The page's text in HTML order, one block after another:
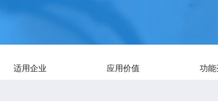
适用企业 应用价值 功能